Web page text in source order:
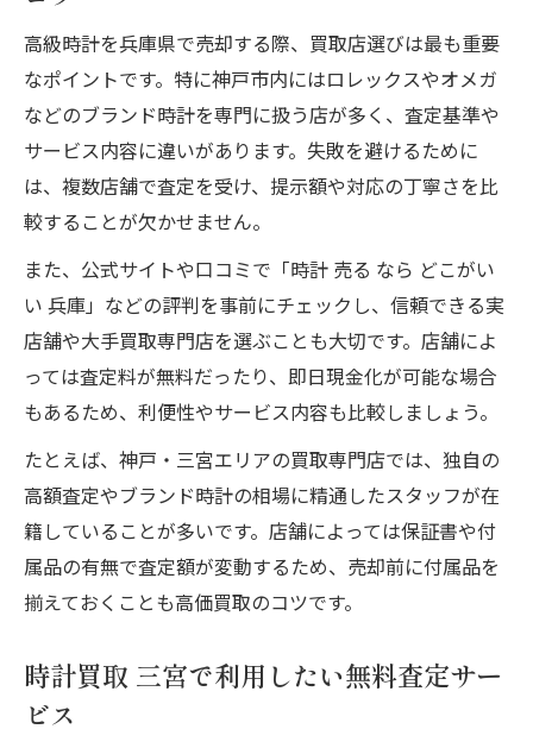
高級時計を兵庫県で売却する際、買取店選びは最も重要
なポイントです。特に神戸市内にはロレックスやオメガ
などのブランド時計を専門に扱う店が多く、査定基準や
サービス内容に違いがあります。失敗を避けるために
は、複数店舗で査定を受け、提示額や対応の丁寧さを比
較することが欠かせません。
また、公式サイトや口コミで「時計 売る なら どこがい
い 兵庫」などの評判を事前にチェックし、信頼できる実
店舗や大手買取専門店を選ぶことも大切です。店舗によ
っては査定料が無料だったり、即日現金化が可能な場合
もあるため、利便性やサービス内容も比較しましょう。
たとえば、神戸・三宮エリアの買取専門店では、独自の
高額査定やブランド時計の相場に精通したスタッフが在
籍していることが多いです。店舗によっては保証書や付
属品の有無で査定額が変動するため、売却前に付属品を
揃えておくことも高価買取のコツです。
時計買取 三宮で利用したい無料査定サー
ビス